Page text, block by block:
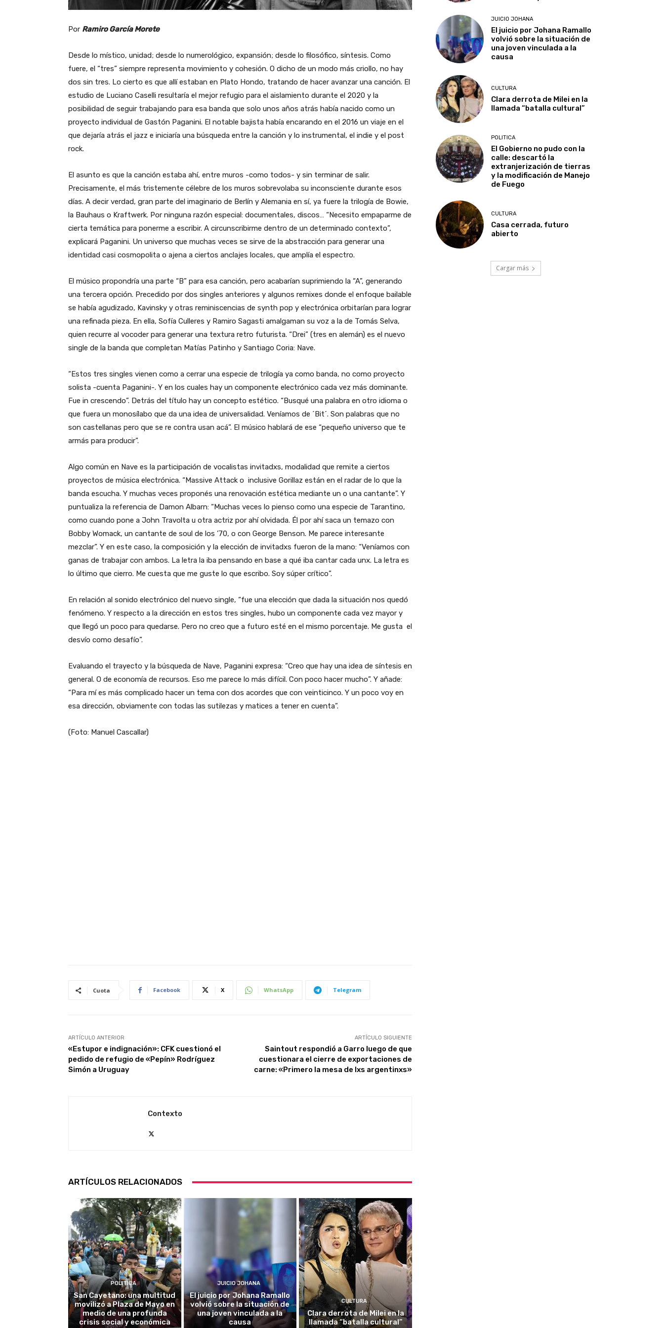
Por Ramiro García Morete
Desde lo místico, unidad; desde lo numerológico, expansión; desde lo filosófico, síntesis. Como
fuere, el “tres” siempre representa movimiento y cohesión. O dicho de un modo más criollo, no hay
dos sin tres. Lo cierto es que allí estaban en Plato Hondo, tratando de hacer avanzar una canción. El
estudio de Luciano Caselli resultaría el mejor refugio para el aislamiento durante el 2020 y la
posibilidad de seguir trabajando para esa banda que solo unos años atrás había nacido como un
proyecto individual de Gastón Paganini. El notable bajista había encarando en el 2016 un viaje en el
que dejaría atrás el jazz e iniciaría una búsqueda entre la canción y lo instrumental, el indie y el post
rock.
El asunto es que la canción estaba ahí, entre muros -como todos- y sin terminar de salir.
Precisamente, el más tristemente célebre de los muros sobrevolaba su inconsciente durante esos
días. A decir verdad, gran parte del imaginario de Berlín y Alemania en sí, ya fuere la trilogía de Bowie,
la Bauhaus o Kraftwerk. Por ninguna razón especial: documentales, discos… “Necesito empaparme de
cierta temática para ponerme a escribir. A circunscribirme dentro de un determinado contexto”,
explicará Paganini. Un universo que muchas veces se sirve de la abstracción para generar una
identidad casi cosmopolita o ajena a ciertos anclajes locales, que amplía el espectro.
El músico propondría una parte “B” para esa canción, pero acabarían suprimiendo la “A”, generando
una tercera opción. Precedido por dos singles anteriores y algunos remixes donde el enfoque bailable
se había agudizado, Kavinsky y otras reminiscencias de synth pop y electrónica orbitarían para lograr
una refinada pieza. En ella, Sofía Culleres y Ramiro Sagasti amalgaman su voz a la de Tomás Selva,
quien recurre al vocoder para generar una textura retro futurista. “Drei” (tres en alemán) es el nuevo
single de la banda que completan Matías Patinho y Santiago Coria: Nave.
“Estos tres singles vienen como a cerrar una especie de trilogía ya como banda, no como proyecto
solista -cuenta Paganini-. Y en los cuales hay un componente electrónico cada vez más dominante.
Fue in crescendo”. Detrás del título hay un concepto estético. “Busqué una palabra en otro idioma o
que fuera un monosílabo que da una idea de universalidad. Veníamos de ´Bit´. Son palabras que no
son castellanas pero que se re contra usan acá”. El músico hablará de ese “pequeño universo que te
armás para producir”.
Algo común en Nave es la participación de vocalistas invitadxs, modalidad que remite a ciertos
proyectos de música electrónica. “Massive Attack o inclusive Gorillaz están en el radar de lo que la
banda escucha. Y muchas veces proponés una renovación estética mediante un o una cantante”. Y
puntualiza la referencia de Damon Albarn: “Muchas veces lo pienso como una especie de Tarantino,
como cuando pone a John Travolta u otra actriz por ahí olvidada. Él por ahí saca un temazo con
Bobby Womack, un cantante de soul de los ’70, o con George Benson. Me parece interesante
mezclar”. Y en este caso, la composición y la elección de invitadxs fueron de la mano: “Veníamos con
ganas de trabajar con ambos. La letra la iba pensando en base a qué iba cantar cada unx. La letra es
lo último que cierro. Me cuesta que me guste lo que escribo. Soy súper crítico”.
En relación al sonido electrónico del nuevo single, “fue una elección que dada la situación nos quedó
fenómeno. Y respecto a la dirección en estos tres singles, hubo un componente cada vez mayor y
que llegó un poco para quedarse. Pero no creo que a futuro esté en el mismo porcentaje. Me gusta el
desvío como desafío”.
Evaluando el trayecto y la búsqueda de Nave, Paganini expresa: “Creo que hay una idea de síntesis en
general. O de economía de recursos. Eso me parece lo más difícil. Con poco hacer mucho”. Y añade:
“Para mí es más complicado hacer un tema con dos acordes que con veinticinco. Y un poco voy en
esa dirección, obviamente con todas las sutilezas y matices a tener en cuenta”.
(Foto: Manuel Cascallar)
Cuota Facebook X WhatsApp Telegram
ARTÍCULO ANTERIOR
«Estupor e indignación»: CFK cuestionó el
pedido de refugio de «Pepín» Rodríguez
Simón a Uruguay
ARTÍCULO SIGUIENTE
Saintout respondió a Garro luego de que
cuestionara el cierre de exportaciones de
carne: «Primero la mesa de lxs argentinxs»
Contexto
ARTÍCULOS RELACIONADOS
POLITICA
San Cayetano: una multitud
movilizó a Plaza de Mayo en
medio de una profunda
crisis social y económica
JUICIO JOHANA
El juicio por Johana Ramallo
volvió sobre la situación de
una joven vinculada a la
causa
CULTURA
Clara derrota de Milei en la
llamada “batalla cultural”
JUICIO JOHANA
El juicio por Johana Ramallo
volvió sobre la situación de
una joven vinculada a la
causa
CULTURA
Clara derrota de Milei en la
llamada “batalla cultural”
POLITICA
El Gobierno no pudo con la
calle: descartó la
extranjerización de tierras
y la modificación de Manejo
de Fuego
CULTURA
Casa cerrada, futuro
abierto
Cargar más